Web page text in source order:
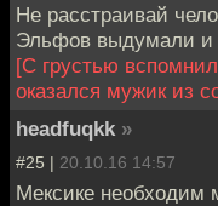
Не расстраивай
Эльфов выдумали и
[С грустью
оказался мужик из
headfuqkk »
#25 | 20.10.16 14:57
Мексике необходим